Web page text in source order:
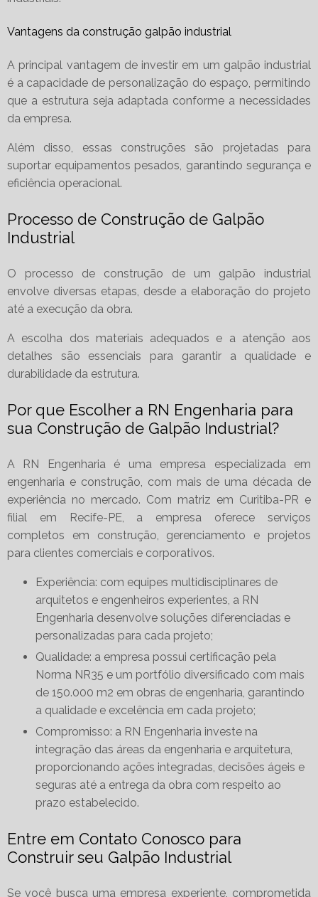
Vantagens da construção galpão industrial
A principal vantagem de investir em um galpão industrial
é a capacidade de personalização do espaço, permitindo
que a estrutura seja adaptada conforme a necessidades
da empresa.
Além disso, essas construções são projetadas para
suportar equipamentos pesados, garantindo segurança e
eficiência operacional.
Processo de Construção de Galpão
Industrial
O processo de construção de um galpão industrial
envolve diversas etapas, desde a elaboração do projeto
até a execução da obra.
A escolha dos materiais adequados e a atenção aos
detalhes são essenciais para garantir a qualidade e
durabilidade da estrutura.
Por que Escolher a RN Engenharia para
sua Construção de Galpão Industrial?
A RN Engenharia é uma empresa especializada em
engenharia e construção, com mais de uma década de
experiência no mercado. Com matriz em Curitiba-PR e
filial em Recife-PE, a empresa oferece serviços
completos em construção, gerenciamento e projetos
para clientes comerciais e corporativos.
Experiência: com equipes multidisciplinares de
arquitetos e engenheiros experientes, a RN
Engenharia desenvolve soluções diferenciadas e
personalizadas para cada projeto;
Qualidade: a empresa possui certificação pela
Norma NR35 e um portfólio diversificado com mais
de 150.000 m2 em obras de engenharia, garantindo
a qualidade e excelência em cada projeto;
Compromisso: a RN Engenharia investe na
integração das áreas da engenharia e arquitetura,
proporcionando ações integradas, decisões ágeis e
seguras até a entrega da obra com respeito ao
prazo estabelecido.
Entre em Contato Conosco para
Construir seu Galpão Industrial
Se você busca uma empresa experiente, comprometida